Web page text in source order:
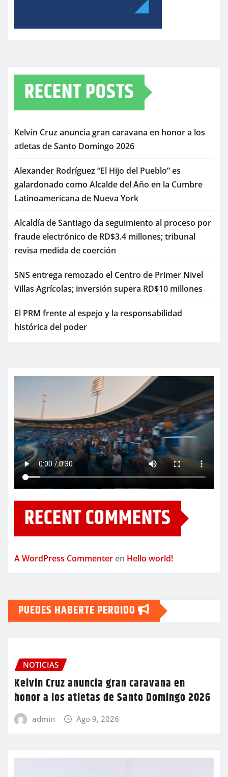
RECENT POSTS
Kelvin Cruz anuncia gran caravana en honor a los
atletas de Santo Domingo 2026
Alexander Rodríguez “El Hijo del Pueblo” es
galardonado como Alcalde del Año en la Cumbre
Latinoamericana de Nueva York
Alcaldía de Santiago da seguimiento al proceso por
fraude electrónico de RD$3.4 millones; tribunal
revisa medida de coerción
SNS entrega remozado el Centro de Primer Nivel
Villas Agrícolas; inversión supera RD$10 millones
El PRM frente al espejo y la responsabilidad
histórica del poder
RECENT COMMENTS
A WordPress Commenter en Hello world!
PUEDES HABERTE PERDIDO
NOTICIAS
Kelvin Cruz anuncia gran caravana en
honor a los atletas de Santo Domingo 2026
admin Ago 9, 2026